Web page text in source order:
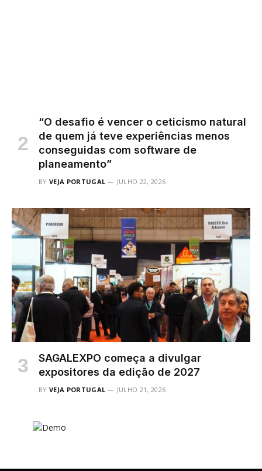
“O desafio é vencer o ceticismo natural
de quem já teve experiências menos
conseguidas com software de
planeamento”
BY VEJA PORTUGAL JULHO 22, 2026
SAGALEXPO começa a divulgar
expositores da edição de 2027
BY VEJA PORTUGAL JULHO 21, 2026